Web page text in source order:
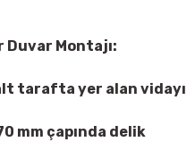
Montajı:
tarafta yer alan vidayı
mm çapında delik